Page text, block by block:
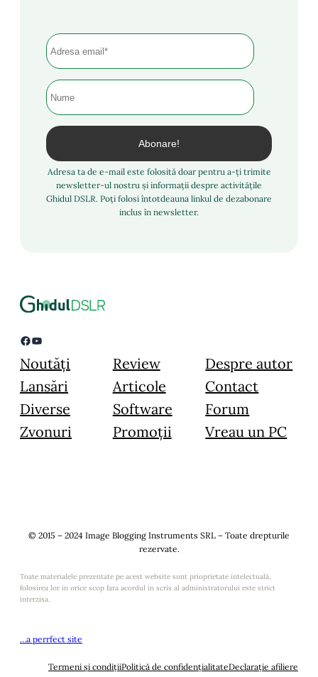
Adresa ta de e-mail este folosită doar pentru a-ți trimite
newsletter-ul nostru și informații despre activitățile
Ghidul DSLR. Poți folosi întotdeauna linkul de dezabonare
inclus în newsletter.
Facebook YouTube
Noutăți
Lansări
Diverse
Zvonuri
Review
Articole
Software
Promoții
Despre autor
Contact
Forum
Vreau un PC
© 2015 – 2024 Image Blogging Instruments SRL – Toate drepturile
rezervate.
Toate materialele prezentate pe acest website sunt prioprietate intelectuală,
folosirea lor in orice scop fara acordul in scris al administratorului este strict
interzisa.
…a perrfect site
Termeni și condițiiPolitică de confidențialitateDeclarație afiliere